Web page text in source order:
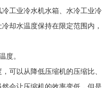
工业冷水机水箱、水冷工业冷
却水温度保持在限定范围内，
。
以从降低压缩机的压缩比、